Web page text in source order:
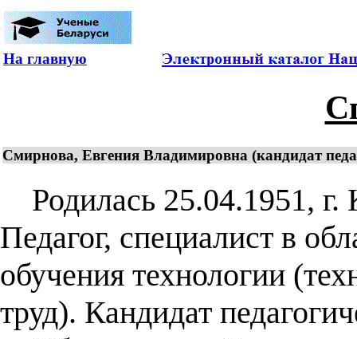
На главную
Смирнова, Евгения Владимировна (кандидат
Родилась 25.04.1951, г.
Педагог, специалист в
обучения технологии
труд). Кандидат